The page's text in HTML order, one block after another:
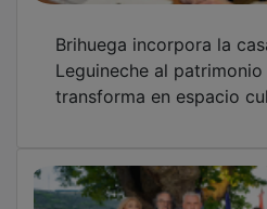
Brihuega incorpora la
Leguineche al
transforma en espacio